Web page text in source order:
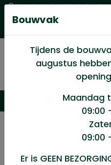
Levering in heel Nederland
Goede kwaliteitsproducten
Ijzerwaren/
Raveeldrager 71×154.5mm
Bouwvak
Tijdens de
augustus
Maandag
09:00
09:00
Er is GEEN